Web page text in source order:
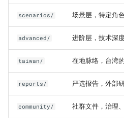
scenarios/ 场景层，特定角
advanced/ 进阶层，技术深
taiwan/ 在地脉络，台湾
reports/ 严选报告，外部
community/ 社群文件，治理